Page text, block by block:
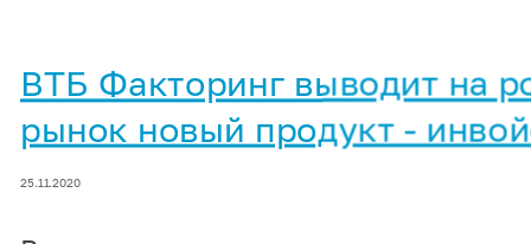
ВТБ Факторинг выводит на
рынок новый продукт -
25.11.2020